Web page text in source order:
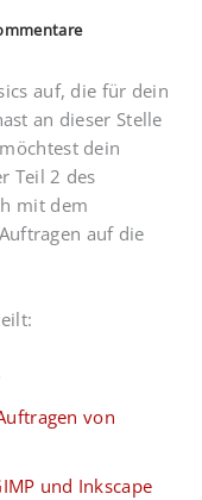
auf, die für dein
an dieser Stelle
dein
Teil 2 des
mit dem
auf die
von
und Inkscape